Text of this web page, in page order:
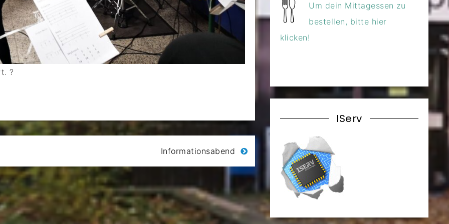
?
Informationsabend
Um dein Mittagessen zu
bestellen, bitte hier
klicken!
IServ